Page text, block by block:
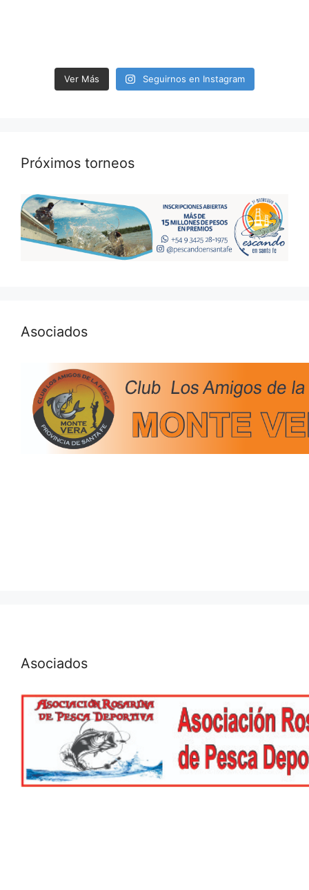
Ver Más Seguirnos en Instagram
Próximos torneos
Asociados
Asociados